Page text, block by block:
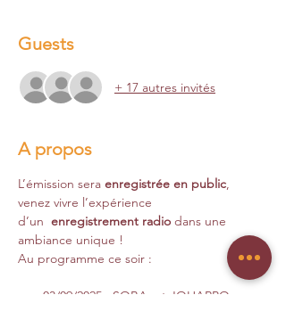
Guests
+ 17 autres invités
A propos
L’émission sera enregistrée en public,
venez vivre l’expérience
d’un enregistrement radio dans une
ambiance unique !
Au programme ce soir :
03/09/2025 : SOBA  et JOHARPO